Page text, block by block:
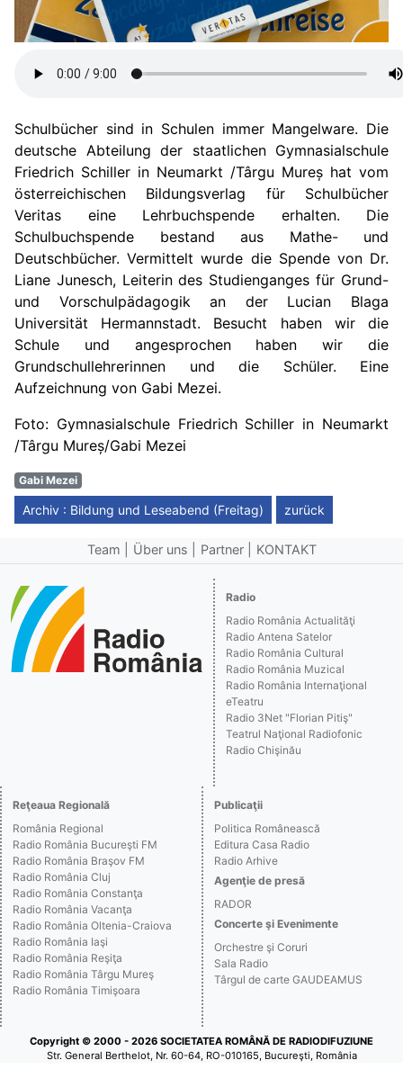
Schulbücher sind in Schulen immer Mangelware. Die
deutsche Abteilung der staatlichen Gymnasialschule
Friedrich Schiller in Neumarkt /Târgu Mureș hat vom
österreichischen Bildungsverlag für Schulbücher
Veritas eine Lehrbuchspende erhalten. Die
Schulbuchspende bestand aus Mathe- und
Deutschbücher. Vermittelt wurde die Spende von Dr.
Liane Junesch, Leiterin des Studienganges für Grund-
und Vorschulpädagogik an der Lucian Blaga
Universität Hermannstadt. Besucht haben wir die
Schule und angesprochen haben wir die
Grundschullehrerinnen und die Schüler. Eine
Aufzeichnung von Gabi Mezei.
Foto: Gymnasialschule Friedrich Schiller in Neumarkt
/Târgu Mureș/Gabi Mezei
Gabi Mezei
Archiv : Bildung und Leseabend (Freitag) zurück
Team Über uns Partner KONTAKT
Radio
Radio România Actualităţi
Radio Antena Satelor
Radio România Cultural
Radio România Muzical
Radio România Internaţional
eTeatru
Radio 3Net "Florian Pitiş"
Teatrul Naţional Radiofonic
Radio Chişinău
Reţeaua Regională
România Regional
Radio România Bucureşti FM
Radio România Braşov FM
Radio România Cluj
Radio România Constanţa
Radio România Vacanţa
Radio România Oltenia-Craiova
Radio România Iaşi
Radio România Reşiţa
Radio România Târgu Mureş
Radio România Timişoara
Publicaţii
Politica Românească
Editura Casa Radio
Radio Arhive
Agenţie de presă
RADOR
Concerte şi Evenimente
Orchestre şi Coruri
Sala Radio
Târgul de carte GAUDEAMUS
Copyright © 2000 - 2026 SOCIETATEA ROMÂNĂ DE RADIODIFUZIUNE
Str. General Berthelot, Nr. 60-64, RO-010165, Bucureşti, România